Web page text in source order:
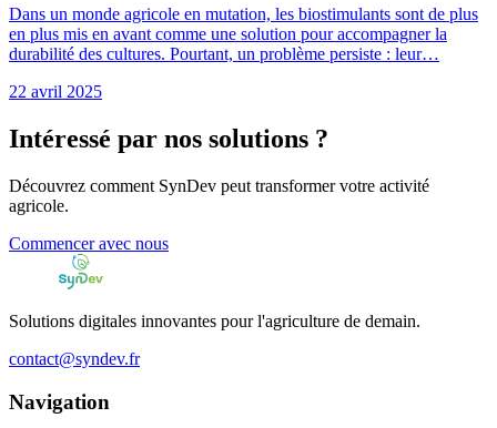
Dans un monde agricole en mutation, les biostimulants sont de plus
en plus mis en avant comme une solution pour accompagner la
durabilité des cultures. Pourtant, un problème persiste : leur…
22 avril 2025
Intéressé par nos solutions ?
Découvrez comment SynDev peut transformer votre activité
agricole.
Commencer avec nous
Solutions digitales innovantes pour l'agriculture de demain.
contact@syndev.fr
Navigation